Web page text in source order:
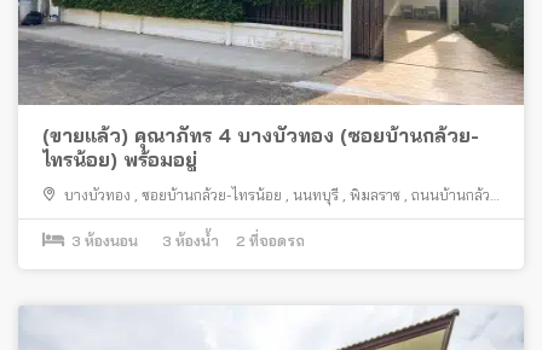
(ขายแล้ว) คุณาภัทร 4 บางบัวทอง (ซอยบ้านกล้วย-
ไทรน้อย) พร้อมอยู่
บางบัวทอง , ซอยบ้านกล้วย-ไทรน้อย , นนทบุรี , พิมลราช , ถนนบ้านกล้วย
ไทรน้อย
3 ห้องนอน 3 ห้องน้ำ 2 ที่จอดรถ